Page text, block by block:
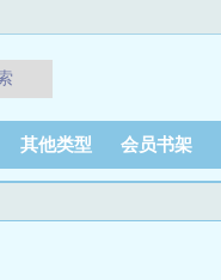
其他类型 会员书架